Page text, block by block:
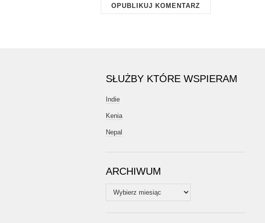
SŁUŻBY KTÓRE WSPIERAM
Indie
Kenia
Nepal
ARCHIWUM
Archiwum